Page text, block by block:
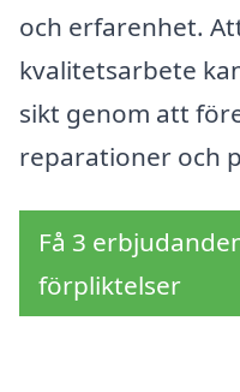
och erfarenhet.
kvalitetsarbete
sikt genom att
reparationer och
Få 3
förpliktelser